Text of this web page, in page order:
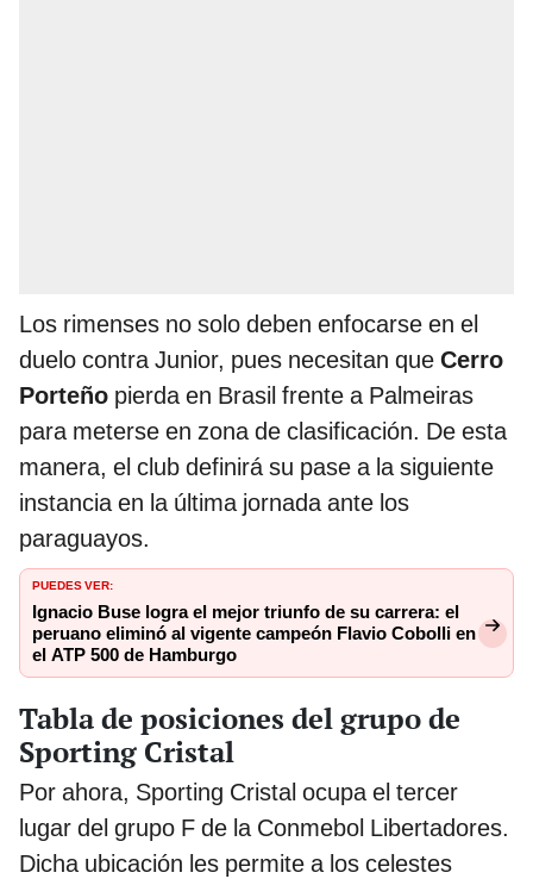
Los rimenses no solo deben enfocarse en el
duelo contra Junior, pues necesitan que Cerro
Porteño pierda en Brasil frente a Palmeiras
para meterse en zona de clasificación. De esta
manera, el club definirá su pase a la siguiente
instancia en la última jornada ante los
paraguayos.
PUEDES VER:
Ignacio Buse logra el mejor triunfo de su carrera: el
peruano eliminó al vigente campeón Flavio Cobolli en
el ATP 500 de Hamburgo
Tabla de posiciones del grupo de
Sporting Cristal
Por ahora, Sporting Cristal ocupa el tercer
lugar del grupo F de la Conmebol Libertadores.
Dicha ubicación les permite a los celestes